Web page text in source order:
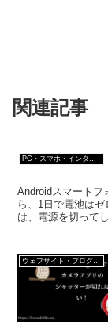
関連記事
Androidスマート
ら、1日で電池は
は、電源を切って
は、起動するのに